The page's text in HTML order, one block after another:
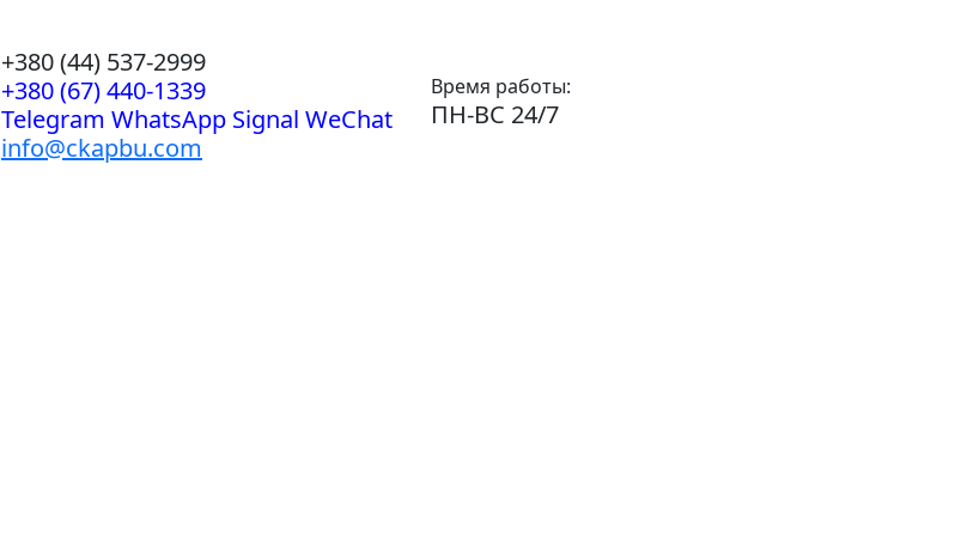
+380 (44) 537-2999
+380 (67) 440-1339
Telegram WhatsApp Signal WeChat
info@ckapbu.com
Время работы:
ПН-ВС 24/7